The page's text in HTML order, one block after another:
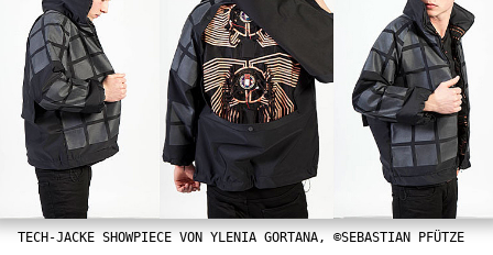
TECH-JACKE SHOWPIECE VON YLENIA GORTANA, ©SEBASTIAN PFÜTZE